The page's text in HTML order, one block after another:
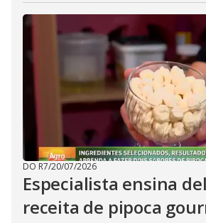
DO R7/20/07/2026
Especialista ensina
receita de pipoca